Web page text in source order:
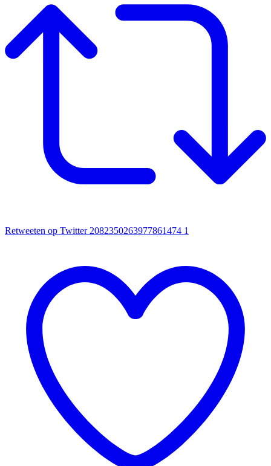
Retweeten op Twitter 2082350263977861474 1